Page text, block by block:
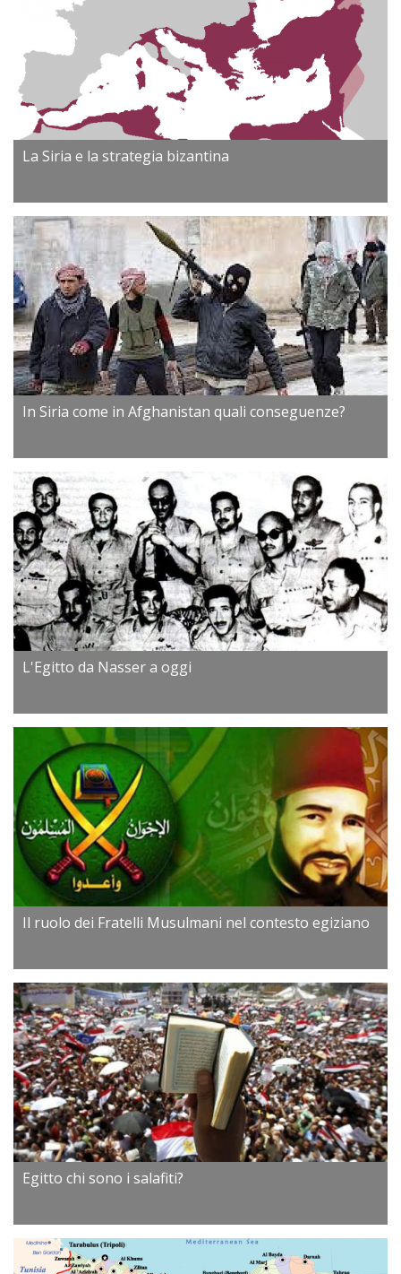
La Siria e la strategia bizantina
In Siria come in Afghanistan quali conseguenze?
L'Egitto da Nasser a oggi
Il ruolo dei Fratelli Musulmani nel contesto egiziano
Egitto chi sono i salafiti?